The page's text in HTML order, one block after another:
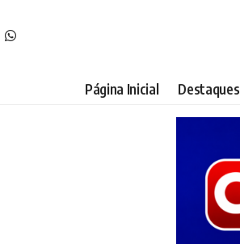
Página Inicial Destaques